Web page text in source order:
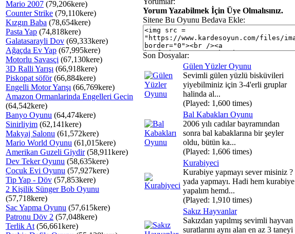
Mario 2007 (79,206kere)
Counter Strike (79,110kere)
Kızgın Baba (78,654kere)
Pasta Yap (74,818kere)
Galatasarayli Dov (69,333kere)
Ağaçda Ev Yap (67,995kere)
Motorlu Savasçi (67,130kere)
3D Ralli Yarışı (66,918kere)
Piskopat söför(66,884kere)
Engelli Motor Yarışı (66,769kere)
Amazon Ormanlarinda Engelleri Gecin
(64,542kere)
Banyo Oyunu (64,474kere)
Sinirliyim (62,141kere)
Makyaj Salonu (61,572kere)
Mario World Oyunu (61,015kere)
Amerikan Guzeli Giydir(58,911kere)
Dev Teker Oyunu (58,635kere)
Çocuk Evi Oyunu (57,927kere)
Tip Yap - Döv (57,853kere)
2 Kişilik Sünger Bob Oyunu
(57,718kere)
Sac Yapma Oyunu (57,615kere)
Patronu Döv 2 (57,048kere)
Terlik At (56,661kere)
Yorum Yazabilmek İçin Üye Olmalısınız.
Sitene Bu Oyunu Bedava Ekle:
Son Dosyalar:
Gülen Yüzler Oyunu
Sevimli gülen yüzlü bisküvileri
yiyebilminiz için 3-4'erli gruplar
halinda al...
(Played: 1,600 times)
Bal Kabakları Oyunu
2006 yılı cadılar bayramından
sonra bal kabaklarına bir şeyler
oldu, bütün ka...
(Played: 1,606 times)
Kurabiyeci
Kurabiye yapmayı sever misiniz ?
yada yapmayı. Hadi hem kurabiye
yapalım hemd...
(Played: 1,910 times)
Sakız Hayvanlar
Sakızdan yapılmış sevimli hayvan
suratlarını aynı alan en az 3 taneyi